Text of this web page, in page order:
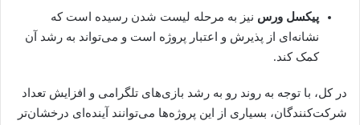
پیکسل ورس نیز به مرحله لیست شدن رسیده است که
نشانه‌ای از پذیرش و اعتبار پروژه است و می‌تواند به رشد آن
کمک کند.
در کل، با توجه به روند رو به رشد بازی‌های تلگرامی و افزایش تعداد
شرکت‌کنندگان، بسیاری از این پروژه‌ها می‌توانند آینده‌ای درخشان‌تر